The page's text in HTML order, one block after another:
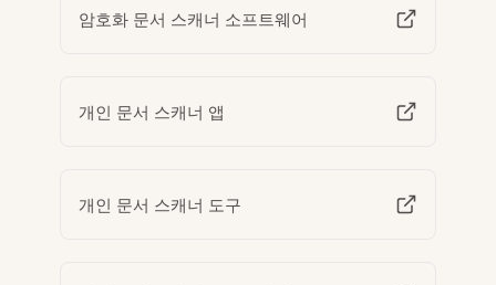
암호화 문서 스캐너 소프트웨어
개인 문서 스캐너 앱
개인 문서 스캐너 도구